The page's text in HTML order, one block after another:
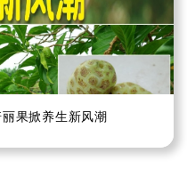
果掀养生新风潮